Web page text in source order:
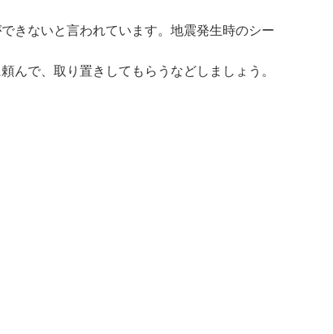
きないと言われています。地震発生時のシー
んで、取り置きしてもらうなどしましょう。